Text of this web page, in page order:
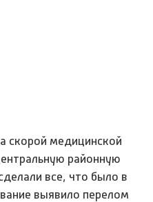
скорой медицинской
районную
все, что было в
выявило перелом